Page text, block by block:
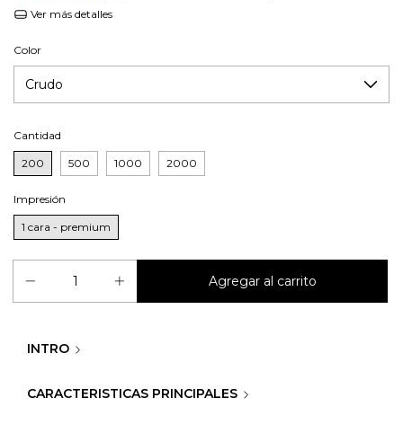
Ver más detalles
Color
Cantidad
200 500 1000 2000
Impresión
1 cara - premium
INTRO
CARACTERISTICAS PRINCIPALES